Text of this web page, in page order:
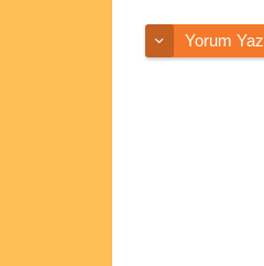
Yorum Yaz